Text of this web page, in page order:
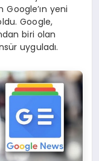
yeni
Google,
biri olan
uyguladı.